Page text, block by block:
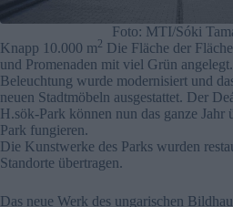
Foto: MTI/Sóki
Knapp 10.000 m2 Die Fläche der
und Promenaden mit viel Grün
Beleuchtung wurde modernisiert und
neuen Stadtmöbeln ausgestattet. Der
H.sök-Park können nun das ganze Jahr
Park fungieren.
Die Kunstwerke des Parks wurden
Standorte übertragen.
Das neue Werk des ungarischen